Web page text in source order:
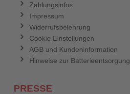
Zahlungsinfos
Impressum
Widerrufsbelehrung
Cookie Einstellungen
AGB und Kundeninformation
Hinweise zur Batterieentsorgung
PRESSE